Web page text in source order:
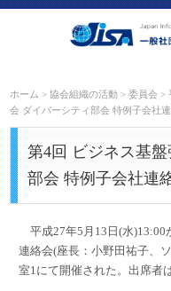
ホーム >協会組織の活動 >委員会 >
会 ダイバーシティ部会 特例子会社
第4回 ビジネス基
部会 特例子会社連
平成27年5月13日(水
連絡会(座長：小野田祐子、
室1にて開催された。出席者